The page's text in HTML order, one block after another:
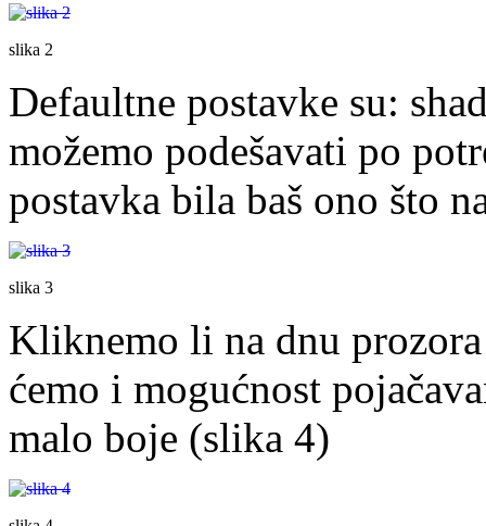
slika 2
Defaultne postavke su:
možemo podešavati po
postavka bila baš ono što
slika 3
Kliknemo li na dnu
ćemo i mogućnost
malo boje (slika 4)